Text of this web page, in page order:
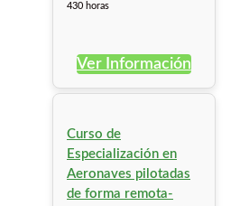
430 horas
Ver Información
Curso de
Especialización en
Aeronaves pilotadas
de forma remota-